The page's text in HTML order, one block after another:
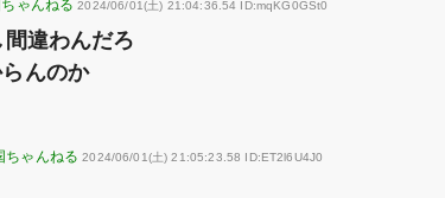
2024/06/01(土) 21:04:36.54 ID:mqKG0GSt0
違わんだろ
んのか
2024/06/01(土) 21:05:23.58 ID:ET2l6U4J0